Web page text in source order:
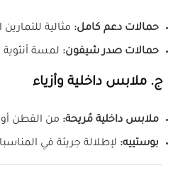
حمالات دعم كامل: مثالية
حمالات صدر شيفون: لمسة أنثوية
ج. ملابس داخلية وأزياء
ملابس داخلية مُريحة: من القطن أو
بوستييه: لإطلالة جريئة في